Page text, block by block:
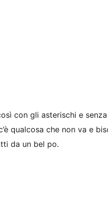
con gli asterischi e
qualcosa che non va e
da un bel po.